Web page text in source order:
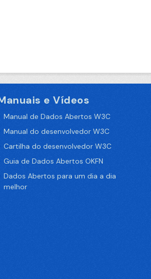
e Vídeos
Manual de Dados Abertos W3C
Manual do desenvolvedor W3C
Cartilha do desenvolvedor W3C
Guia de Dados Abertos OKFN
Dados Abertos para um dia a dia
melhor